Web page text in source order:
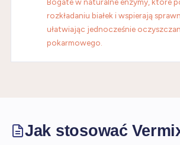
rozkładaniu białek i wspierają
ułatwiając jednocześnie
pokarmowego.
Jak stosować